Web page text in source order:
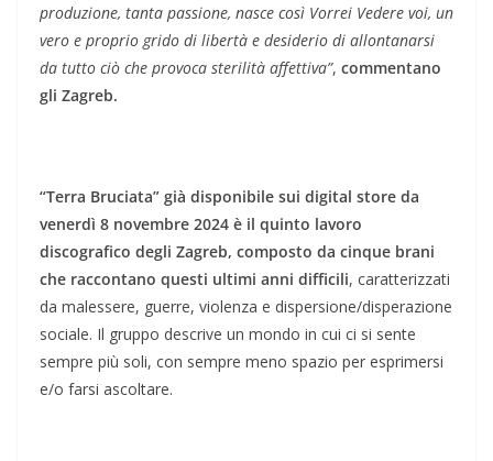
produzione, tanta passione, nasce così Vorrei Vedere voi, un
vero e proprio grido di libertà e desiderio di allontanarsi
da tutto ciò che provoca sterilità affettiva”, commentano
gli Zagreb.
“Terra Bruciata” già disponibile sui digital store da
venerdì 8 novembre 2024 è il quinto lavoro
discografico degli Zagreb, composto da cinque brani
che raccontano questi ultimi anni difficili, caratterizzati
da malessere, guerre, violenza e dispersione/disperazione
sociale. Il gruppo descrive un mondo in cui ci si sente
sempre più soli, con sempre meno spazio per esprimersi
e/o farsi ascoltare.